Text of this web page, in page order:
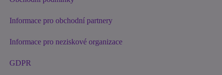
Informace pro obchodní partnery
Informace pro neziskové organizace
GDPR